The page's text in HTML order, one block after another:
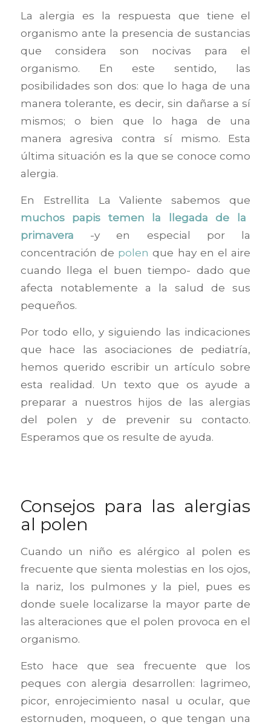
La alergia es la respuesta que tiene el
organismo ante la presencia de sustancias
que considera son nocivas para el
organismo. En este sentido, las
posibilidades son dos: que lo haga de una
manera tolerante, es decir, sin dañarse a sí
mismos; o bien que lo haga de una
manera agresiva contra sí mismo. Esta
última situación es la que se conoce como
alergia.
En Estrellita La Valiente sabemos que
muchos papis temen la llegada de la
primavera -y en especial por la
concentración de polen que hay en el aire
cuando llega el buen tiempo- dado que
afecta notablemente a la salud de sus
pequeños.
Por todo ello, y siguiendo las indicaciones
que hace las asociaciones de pediatría,
hemos querido escribir un artículo sobre
esta realidad. Un texto que os ayude a
preparar a nuestros hijos de las alergias
del polen y de prevenir su contacto.
Esperamos que os resulte de ayuda.
Consejos para las alergias
al polen
Cuando un niño es alérgico al polen es
frecuente que sienta molestias en los ojos,
la nariz, los pulmones y la piel, pues es
donde suele localizarse la mayor parte de
las alteraciones que el polen provoca en el
organismo.
Esto hace que sea frecuente que los
peques con alergia desarrollen: lagrimeo,
picor, enrojecimiento nasal u ocular, que
estornuden, moqueen, o que tengan una